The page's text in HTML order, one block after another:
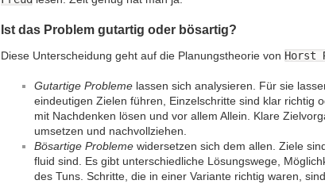
Ist das Problem gutartig oder bösartig?
Diese Unterscheidung geht auf die Planungstheorie von Horst
Gutartige Probleme lassen sich analysieren. Für sie
eindeutigen Zielen führen, Einzelschritte sind klar richtig
mit Nachdenken lösen und vor allem Allein. Klare
umsetzen und nachvollziehen.
Bösartige Probleme widersetzen sich dem allen. Ziele
fluid sind. Es gibt unterschiedliche Lösungswege,
des Tuns. Schritte, die in einer Variante richtig waren,